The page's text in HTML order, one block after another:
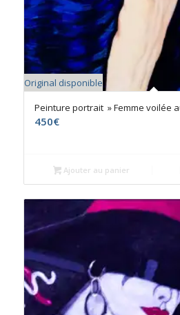
Original disponible
Peinture portrait » Femme voilée
450€
Ajouter au panier